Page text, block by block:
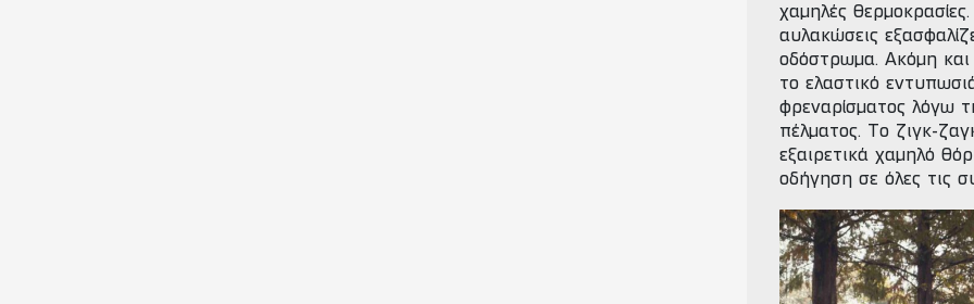
χαμηλές
αυλακώσεις
οδόστρωμα. Ακόμη και
το ελαστικό
φρεναρίσματος λόγω
πέλματος. Το ζιγκ-
εξαιρετικά χαμηλό
οδήγηση σε όλες τις